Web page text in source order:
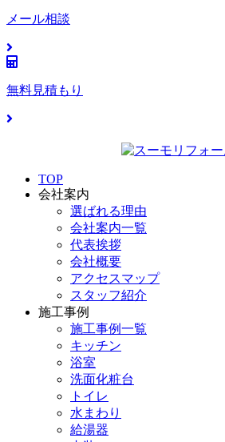
メール相談
無料見積もり
TOP
会社案内
選ばれる理由
会社案内一覧
代表挨拶
会社概要
アクセスマップ
スタッフ紹介
施工事例
施工事例一覧
キッチン
浴室
洗面化粧台
トイレ
水まわり
給湯器